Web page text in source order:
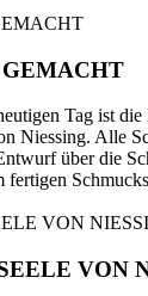
Tag ist
Niessing. Alle
über die
fertigen
VON